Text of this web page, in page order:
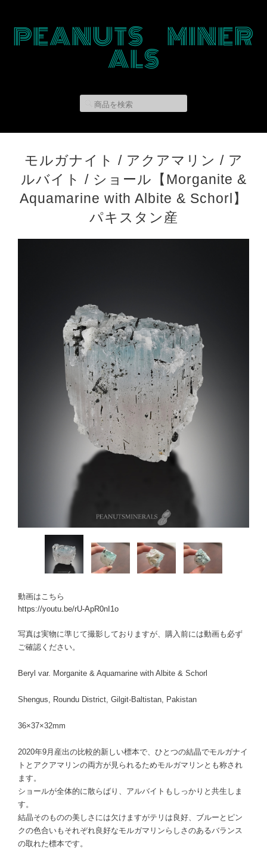
PEANUTS MINER
ALS
モルガナイト / アクアマリン / ア
ルバイト / ショール【Morganite &
Aquamarine with Albite & Schorl】
パキスタン産
動画はこちら
https://youtu.be/rU-ApR0nI1o
写真は実物に準じて撮影しておりますが、購入前には動画も必ず
ご確認ください。
Beryl var. Morganite & Aquamarine with Albite & Schorl
Shengus, Roundu District, Gilgit-Baltistan, Pakistan
36×37×32mm
2020年9月産出の比較的新しい標本で、ひとつの結晶でモルガナイ
トとアクアマリンの両方が見られるためモルガマリンとも称され
ます。
ショールが全体的に散らばり、アルバイトもしっかりと共生しま
す。
結晶そのものの美しさには欠けますがテリは良好、ブルーとピン
クの色合いもそれぞれ良好なモルガマリンらしさのあるバランス
の取れた標本です。